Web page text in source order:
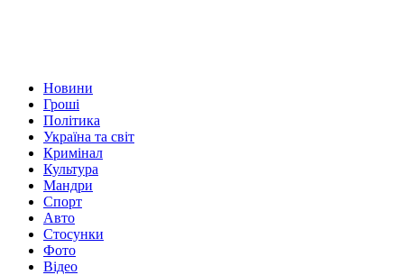
Новини
Гроші
Політика
Україна та світ
Кримінал
Культура
Мандри
Спорт
Авто
Стосунки
Фото
Відео